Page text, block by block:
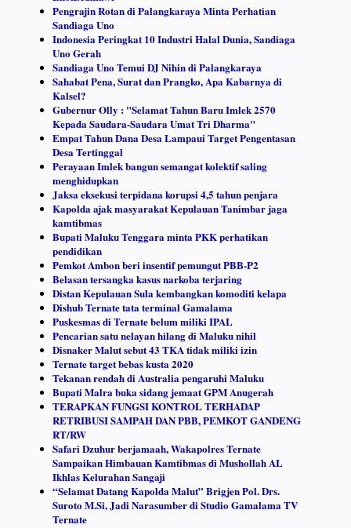
Pengrajin Rotan di Palangkaraya Minta Perhatian
Sandiaga Uno
Indonesia Peringkat 10 Industri Halal Dunia, Sandiaga
Uno Gerah
Sandiaga Uno Temui DJ Nihin di Palangkaraya
Sahabat Pena, Surat dan Prangko, Apa Kabarnya di
Kalsel?
Gubernur Olly : "Selamat Tahun Baru Imlek 2570
Kepada Saudara-Saudara Umat Tri Dharma"
Empat Tahun Dana Desa Lampaui Target Pengentasan
Desa Tertinggal
Perayaan Imlek bangun semangat kolektif saling
menghidupkan
Jaksa eksekusi terpidana korupsi 4,5 tahun penjara
Kapolda ajak masyarakat Kepulauan Tanimbar jaga
kamtibmas
Bupati Maluku Tenggara minta PKK perhatikan
pendidikan
Pemkot Ambon beri insentif pemungut PBB-P2
Belasan tersangka kasus narkoba terjaring
Distan Kepulauan Sula kembangkan komoditi kelapa
Dishub Ternate tata terminal Gamalama
Puskesmas di Ternate belum miliki IPAL
Pencarian satu nelayan hilang di Maluku nihil
Disnaker Malut sebut 43 TKA tidak miliki izin
Ternate target bebas kusta 2020
Tekanan rendah di Australia pengaruhi Maluku
Bupati Malra buka sidang jemaat GPM Anugerah
TERAPKAN FUNGSI KONTROL TERHADAP
RETRIBUSI SAMPAH DAN PBB, PEMKOT GANDENG
RT/RW
Safari Dzuhur berjamaah, Wakapolres Ternate
Sampaikan Himbauan Kamtibmas di Mushollah AL
Ikhlas Kelurahan Sangaji
“Selamat Datang Kapolda Malut” Brigjen Pol. Drs.
Suroto M.Si, Jadi Narasumber di Studio Gamalama TV
Ternate